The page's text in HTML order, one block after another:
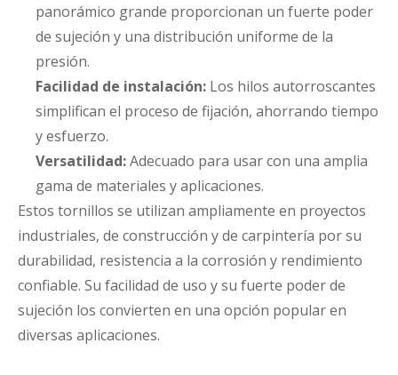
panorámico grande proporcionan un fuerte poder
de sujeción y una distribución uniforme de la
presión.
Facilidad de instalación: Los hilos autorroscantes
simplifican el proceso de fijación, ahorrando tiempo
y esfuerzo.
Versatilidad:Adecuado para usar con una amplia
gama de materiales y aplicaciones.
Estos tornillos se utilizan ampliamente en proyectos
industriales, de construcción y de carpintería por su
durabilidad, resistencia a la corrosión y rendimiento
confiable. Su facilidad de uso y su fuerte poder de
sujeción los convierten en una opción popular en
diversas aplicaciones.